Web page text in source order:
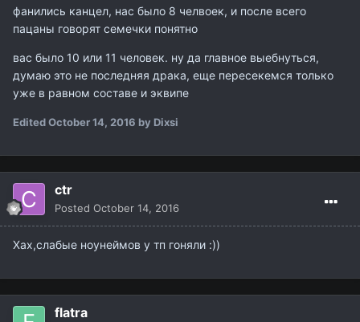
фанились канцел, нас было 8 челвоек, и после всего
пацаны говорят семечки понятно
вас было 10 или 11 человек. ну да главное выебнуться,
думаю это не последняя драка, еще пересекемся только
уже в равном составе и эквипе
EditedOctober 14, 2016 by Dixsi
ctr
Posted October 14, 2016
Хах,слабые ноунеймов у тп гоняли :))
flatra